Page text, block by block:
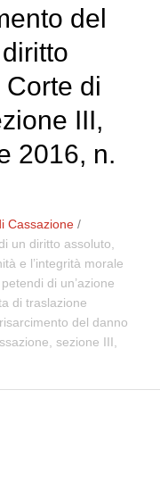
del
di
III,
2016, n.
Cassazione /
un diritto assoluto,
e l’integrità morale
di un’azione
di traslazione
del danno
sezione III,